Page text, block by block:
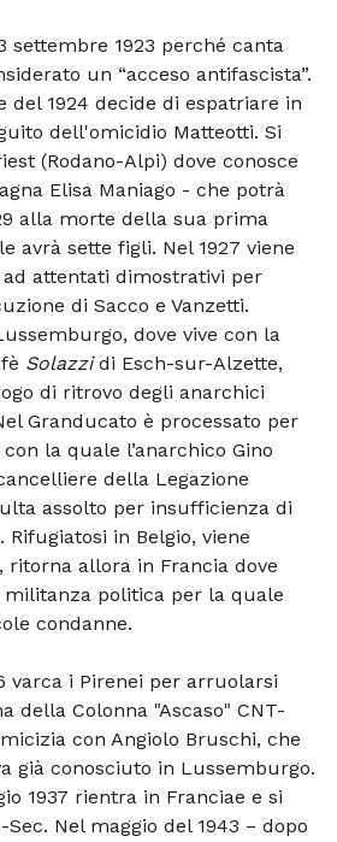
settembre 1923 perché canta
un “acceso antifascista”.
del 1924 decide di espatriare in
dell'omicidio Matteotti. Si
(Rodano-Alpi) dove conosce
Elisa Maniago - che potrà
alla morte della sua prima
avrà sette figli. Nel 1927 viene
attentati dimostrativi per
di Sacco e Vanzetti.
dove vive con la
Solazzidi Esch-sur-Alzette,
di ritrovo degli anarchici
Granducato è processato per
la quale l’anarchico Gino
della Legazione
assolto per insufficienza di
Rifugiatosi in Belgio, viene
ritorna allora in Francia dove
militanza politica per la quale
condanne.
varca i Pirenei per arruolarsi
della Colonna "Ascaso" CNT-
con Angiolo Bruschi, che
già conosciuto in Lussemburgo.
1937 rientra in Franciae e si
Nel maggio del 1943 – dopo